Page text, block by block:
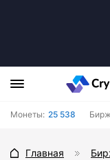
Монеты: 25 538
Главная